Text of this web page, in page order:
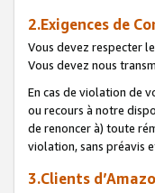
2.Exigences de
Vous devez respecter
Vous devez nous
En cas de violation de
ou recours à notre
de renoncer à) toute
violation, sans préavis
3.Clients